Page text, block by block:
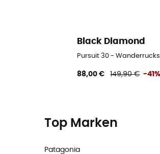
Black Diamond
Pursuit 30 -
88,00 € 149,90 € -41%
Top Marken
Patagonia